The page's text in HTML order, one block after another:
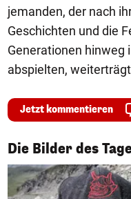
jemanden, der nach
Geschichten und die
Generationen hinweg
abspielten,
Jetzt kommentieren
Die Bilder des
1/50